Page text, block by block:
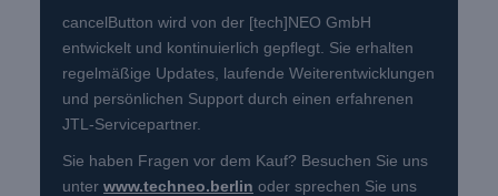
cancelButton wird von der [tech]NEO GmbH
entwickelt und kontinuierlich gepflegt. Sie erhalten
regelmäßige Updates, laufende Weiterentwicklungen
und persönlichen Support durch einen erfahrenen
JTL-Servicepartner.
Sie haben Fragen vor dem Kauf? Besuchen Sie uns
unter www.techneo.berlin oder sprechen Sie uns